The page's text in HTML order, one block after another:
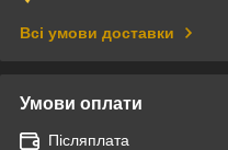
Всі умови доставки
Умови оплати
Післяплата